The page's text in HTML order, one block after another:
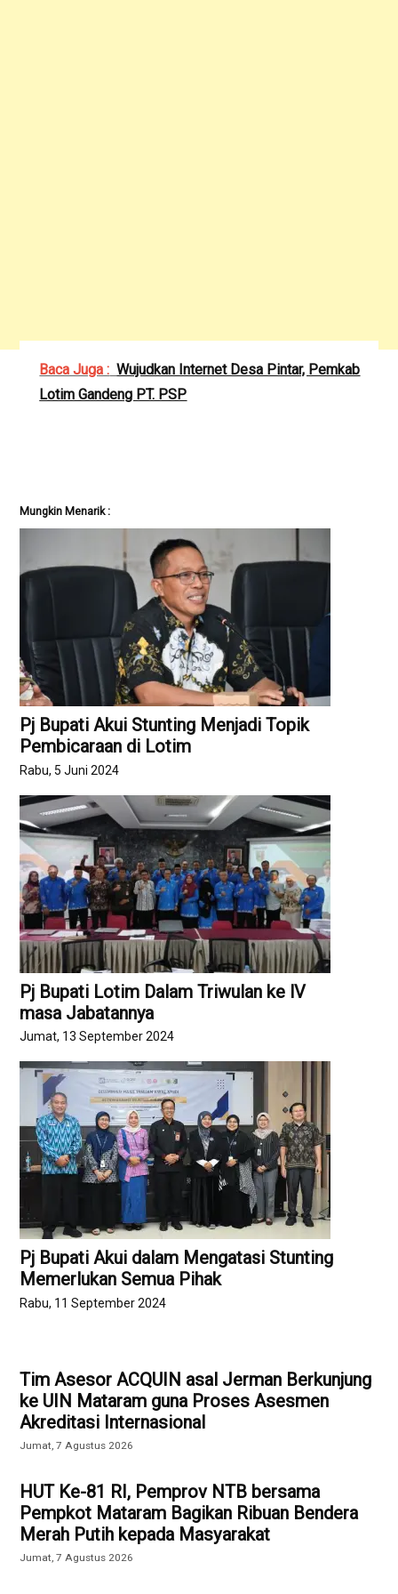
Baca Juga : Wujudkan Internet Desa Pintar, Pemkab
Lotim Gandeng PT. PSP
Mungkin Menarik :
Pj Bupati Akui Stunting Menjadi Topik
Pembicaraan di Lotim
Rabu, 5 Juni 2024
Pj Bupati Lotim Dalam Triwulan ke lV
masa Jabatannya
Jumat, 13 September 2024
Pj Bupati Akui dalam Mengatasi Stunting
Memerlukan Semua Pihak
Rabu, 11 September 2024
Tim Asesor ACQUIN asal Jerman Berkunjung
ke UIN Mataram guna Proses Asesmen
Akreditasi Internasional
Jumat, 7 Agustus 2026
HUT Ke-81 RI, Pemprov NTB bersama
Pempkot Mataram Bagikan Ribuan Bendera
Merah Putih kepada Masyarakat
Jumat, 7 Agustus 2026